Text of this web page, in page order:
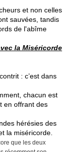
et non celles
sauvées, tandis
de l'abîme
la Miséricorde
: c’est dans
chacun est
en offrant des
hérésies des
la miséricorde.
que les deux